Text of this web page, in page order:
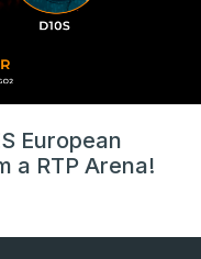
European
a RTP Arena!